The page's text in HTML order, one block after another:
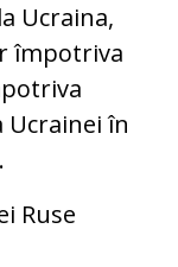
Ucraina,
împotriva
în
Ruse